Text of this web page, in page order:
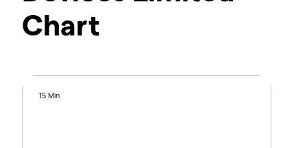
Chart
15 Min